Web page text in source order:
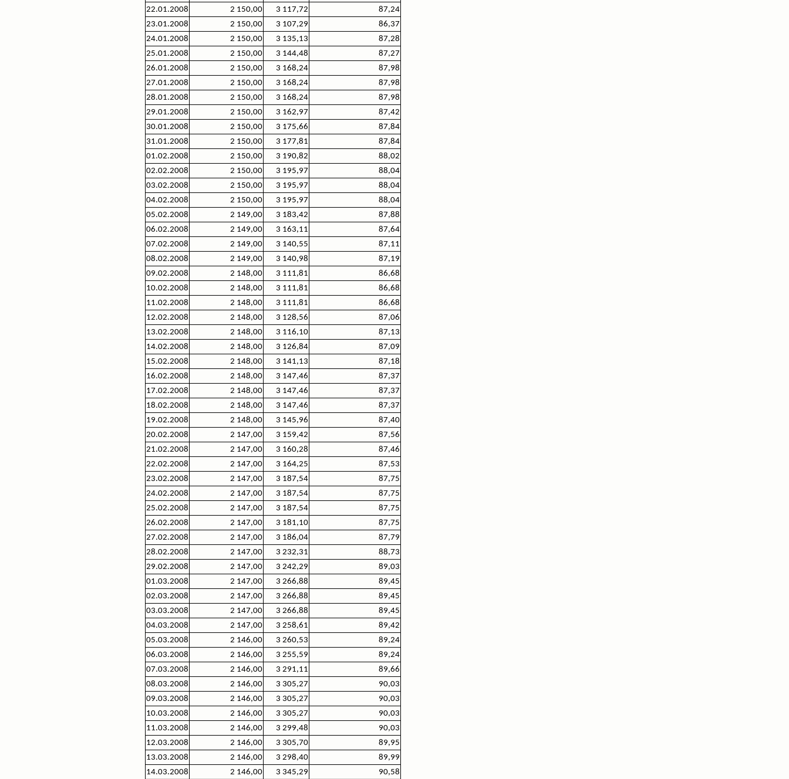
22.01.2008
2 150,00 3 117,72
87,24
23.01.2008
2 150,00 3 107,29
86,37
24.01.2008
2 150,00 3 135,13
87,28
25.01.2008
2 150,00 3 144,48
87,27
26.01.2008
2 150,00 3 168,24
87,98
27.01.2008
2 150,00 3 168,24
87,98
28.01.2008
2 150,00 3 168,24
87,98
29.01.2008
2 150,00 3 162,97
87,42
30.01.2008
2 150,00 3 175,66
87,84
31.01.2008
2 150,00 3 177,81
87,84
01.02.2008
2 150,00 3 190,82
88,02
02.02.2008
2 150,00 3 195,97
88,04
03.02.2008
2 150,00 3 195,97
88,04
04.02.2008
2 150,00 3 195,97
88,04
05.02.2008
2 149,00 3 183,42
87,88
06.02.2008
2 149,00 3 163,11
87,64
07.02.2008
2 149,00 3 140,55
87,11
08.02.2008
2 149,00 3 140,98
87,19
09.02.2008
2 148,00 3 111,81
86,68
10.02.2008
2 148,00 3 111,81
86,68
11.02.2008
2 148,00 3 111,81
86,68
12.02.2008
2 148,00 3 128,56
87,06
13.02.2008
2 148,00 3 116,10
87,13
14.02.2008
2 148,00 3 126,84
87,09
15.02.2008
2 148,00 3 141,13
87,18
16.02.2008
2 148,00 3 147,46
87,37
17.02.2008
2 148,00 3 147,46
87,37
18.02.2008
2 148,00 3 147,46
87,37
19.02.2008
2 148,00 3 145,96
87,40
20.02.2008
2 147,00 3 159,42
87,56
21.02.2008
2 147,00 3 160,28
87,46
22.02.2008
2 147,00 3 164,25
87,53
23.02.2008
2 147,00 3 187,54
87,75
24.02.2008
2 147,00 3 187,54
87,75
25.02.2008
2 147,00 3 187,54
87,75
26.02.2008
2 147,00 3 181,10
87,75
27.02.2008
2 147,00 3 186,04
87,79
28.02.2008
2 147,00 3 232,31
88,73
29.02.2008
2 147,00 3 242,29
89,03
01.03.2008
2 147,00 3 266,88
89,45
02.03.2008
2 147,00 3 266,88
89,45
03.03.2008
2 147,00 3 266,88
89,45
04.03.2008
2 147,00 3 258,61
89,42
05.03.2008
2 146,00 3 260,53
89,24
06.03.2008
2 146,00 3 255,59
89,24
07.03.2008
2 146,00 3 291,11
89,66
08.03.2008
2 146,00 3 305,27
90,03
09.03.2008
2 146,00 3 305,27
90,03
10.03.2008
2 146,00 3 305,27
90,03
11.03.2008
2 146,00 3 299,48
90,03
12.03.2008
2 146,00 3 305,70
89,95
13.03.2008
2 146,00 3 298,40
89,99
14.03.2008
2 146,00 3 345,29
90,58